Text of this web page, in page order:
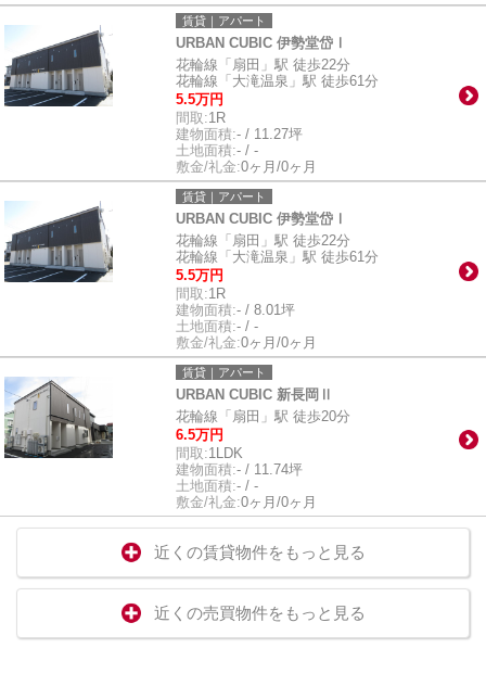
賃貸｜アパート
URBAN CUBIC 伊勢堂岱Ⅰ
花輪線「扇田」駅 徒歩22分
花輪線「大滝温泉」駅 徒歩61分
5.5万円
間取:1R
建物面積:- / 11.27坪
土地面積:- / -
敷金/礼金:0ヶ月/0ヶ月
賃貸｜アパート
URBAN CUBIC 伊勢堂岱Ⅰ
花輪線「扇田」駅 徒歩22分
花輪線「大滝温泉」駅 徒歩61分
5.5万円
間取:1R
建物面積:- / 8.01坪
土地面積:- / -
敷金/礼金:0ヶ月/0ヶ月
賃貸｜アパート
URBAN CUBIC 新長岡Ⅱ
花輪線「扇田」駅 徒歩20分
6.5万円
間取:1LDK
建物面積:- / 11.74坪
土地面積:- / -
敷金/礼金:0ヶ月/0ヶ月
近くの賃貸物件をもっと見る
近くの売買物件をもっと見る